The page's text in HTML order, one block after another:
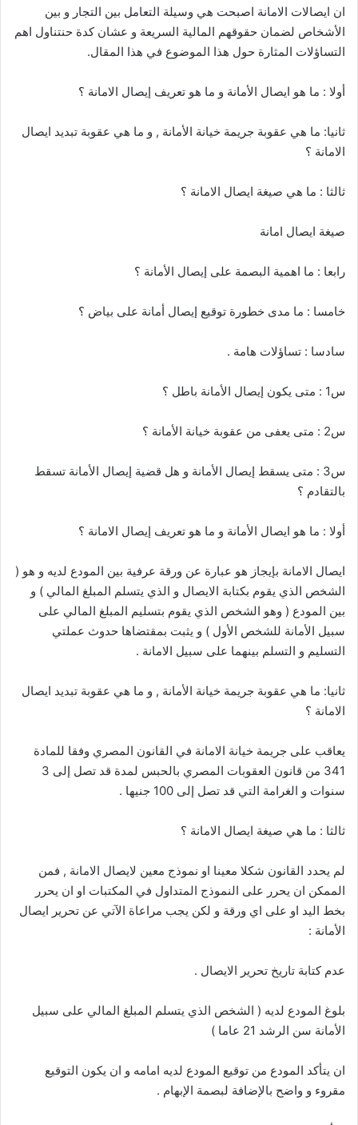
ان ايصالات الامانة اصبحت هي وسيلة التعامل بين التجار و بين
الأشخاص لضمان حقوقهم المالية السريعة و عشان كدة حنتناول اهم
التساؤلات المثارة حول هذا الموضوع في هذا المقال.
أولا : ما هو ايصال الأمانة و ما هو تعريف إيصال الامانة ؟
ثانيا: ما هي عقوبة جريمة خيانة الأمانة , و ما هي عقوبة تبديد ايصال
الامانة ؟
ثالثا : ما هي صيغة ايصال الامانة ؟
صيغة ايصال امانة
رابعا : ما اهمية البصمة على إيصال الأمانة ؟
خامسا : ما مدى خطورة توقيع إيصال أمانة على بياض ؟
سادسا : تساؤلات هامة .
س1 : متى يكون إيصال الأمانة باطل ؟
س2 : متى يعفى من عقوبة خيانة الأمانة ؟
س3 : متى يسقط إيصال الأمانة و هل قضية إيصال الأمانة تسقط
بالتقادم ؟
أولا : ما هو ايصال الأمانة و ما هو تعريف إيصال الامانة ؟
ايصال الامانة بإيجاز هو عبارة عن ورقة عرفية بين المودع لديه و هو (
الشخص الذي يقوم بكتابة الايصال و الذي يتسلم المبلغ المالي ) و
بين المودع ( وهو الشخص الذي يقوم بتسليم المبلغ المالي على
سبيل الأمانة للشخص الأول ) و يثبت بمقتضاها حدوث عملتي
التسليم و التسلم بينهما على سبيل الامانة .
ثانيا: ما هي عقوبة جريمة خيانة الأمانة , و ما هي عقوبة تبديد ايصال
الامانة ؟
يعاقب على جريمة خيانة الامانة في القانون المصري وفقا للمادة
341 من قانون العقوبات المصري بالحبس لمدة قد تصل إلى 3
سنوات و الغرامة التي قد تصل إلى 100 جنيها .
ثالثا : ما هي صيغة ايصال الامانة ؟
لم يحدد القانون شكلا معينا او نموذج معين لايصال الامانة , فمن
الممكن ان يحرر على النموذج المتداول في المكتبات او ان يحرر
بخط اليد او على اي ورقة و لكن يجب مراعاة الآتي عن تحرير ايصال
الأمانة :
عدم كتابة تاريخ تحرير الايصال .
بلوغ المودع لديه ( الشخص الذي يتسلم المبلغ المالي على سبيل
الأمانة سن الرشد 21 عاما )
ان يتأكد المودع من توقيع المودع لديه امامه و ان يكون التوقيع
مقروء و واضح بالإضافة لبصمة الإبهام .